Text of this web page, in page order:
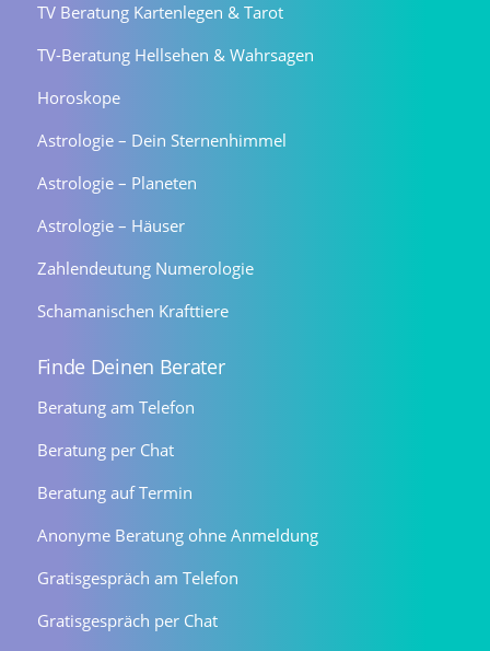
TV Beratung Kartenlegen & Tarot
TV-Beratung Hellsehen & Wahrsagen
Horoskope
Astrologie – Dein Sternenhimmel
Astrologie – Planeten
Astrologie – Häuser
Zahlendeutung Numerologie
Schamanischen Krafttiere
Finde Deinen Berater
Beratung am Telefon
Beratung per Chat
Beratung auf Termin
Anonyme Beratung ohne Anmeldung
Gratisgespräch am Telefon
Gratisgespräch per Chat